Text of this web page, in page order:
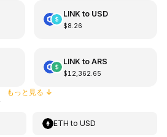
LINK to USD
$8.26
LINK to ARS
$12,362.65
もっと見る ↓
ETH toUSD